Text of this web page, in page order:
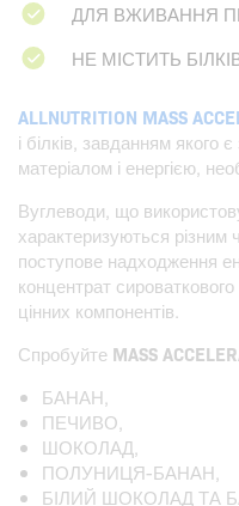
ДЛЯ ВЖИВАННЯ
НЕ МІСТИТЬ
ALLNUTRITION MASS
і білків, завданням якого
матеріалом і енергією,
Вуглеводи, що
характеризуються
поступове надходження
концентрат
цінних компонентів.
Спробуйте MASS
БАНАН,
ПЕЧИВО,
ШОКОЛАД,
ПОЛУНИЦЯ-БАНАН,
БІЛИЙ ШОКОЛАД ТА